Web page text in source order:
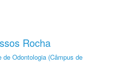
Rocha
de Odontologia (Câmpus de